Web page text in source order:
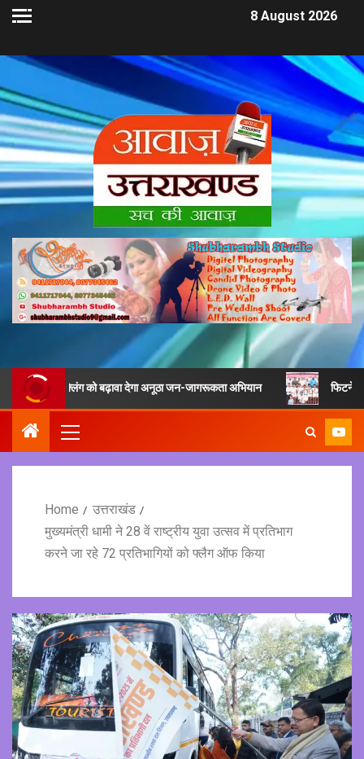
8 August 2026
को बढ़ावा देगा अनूठा जन-जागरूकता अभियान फिटनेस का मूल
Home
उत्तराखंड
मुख्यमंत्री धामी ने 28 वें राष्ट्रीय युवा उत्सव में प्रतिभाग
करने जा रहे 72 प्रतिभागियों को फ्लैग ऑफ किया